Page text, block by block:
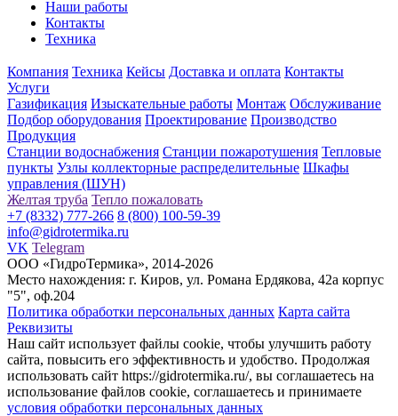
Наши работы
Контакты
Техника
Компания Техника Кейсы Доставка и оплата Контакты
Услуги
Газификация Изыскательные работы Монтаж Обслуживание
Подбор оборудования Проектирование Производство
Продукция
Станции водоснабжения Станции пожаротушения Тепловые
пункты Узлы коллекторные распределительные Шкафы
управления (ШУН)
Желтая труба Тепло пожаловать
+7 (8332) 777-266 8 (800) 100-59-39
info@gidrotermika.ru
VK Telegram
ООО «ГидроТермика», 2014-2026
Место нахождения: г. Киров, ул. Романа Ердякова, 42а корпус
"5", оф.204
Политика обработки персональных данных Карта сайта
Реквизиты
Наш сайт использует файлы cookie, чтобы улучшить работу
сайта, повысить его эффективность и удобство. Продолжая
использовать сайт https://gidrotermika.ru/, вы соглашаетесь на
использование файлов cookie, соглашаетесь и принимаете
условия обработки персональных данных